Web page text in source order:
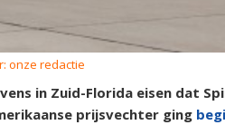
onze redactie
in Zuid-Florida eisen dat
prijsvechter ging